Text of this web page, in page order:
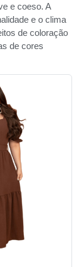
e coeso. A
e o clima
de coloração
de cores